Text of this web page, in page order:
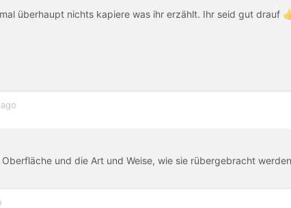
überhaupt nichts kapiere was ihr erzählt. Ihr seid gut drauf
und die Art und Weise, wie sie rübergebracht